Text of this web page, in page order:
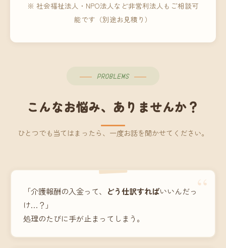
※ 社会福祉法人・NPO法人など非営利法人もご相談可
能です（別途お見積り）
PROBLEMS
こんなお悩み、ありませんか？
ひとつでも当てはまったら、一度お話を聞かせてください。
“
「介護報酬の入金って、 どう仕訳すればいいんだっ
け…？」
処理のたびに手が止まってしまう。